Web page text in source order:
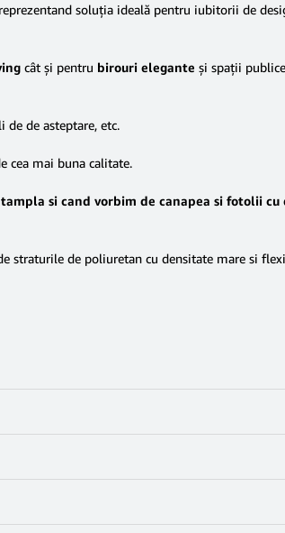
soluția ideală pentru iubitorii de
cât şi pentru birouri elegante şi spaţii publice
de asteptare, etc.
cea mai buna calitate.
si cand vorbim de canapea si fotolii cu
straturile de poliuretan cu densitate mare si